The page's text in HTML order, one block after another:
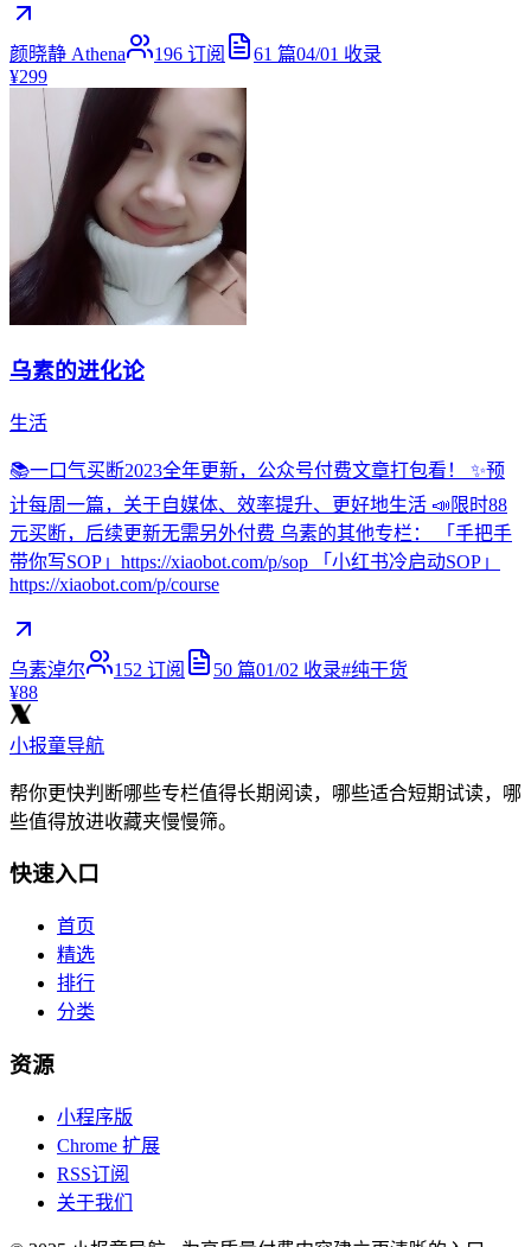
颜晓静 Athena 196 订阅 61 篇04/01 收录
¥299
乌素的进化论
生活
📚一口气买断2023全年更新，公众号付费文章打包看！ ✨预
计每周一篇，关于自媒体、效率提升、更好地生活 📣限时88
元买断，后续更新无需另外付费 乌素的其他专栏： 「手把手
带你写SOP」https://xiaobot.com/p/sop 「小红书冷启动SOP」
https://xiaobot.com/p/course
乌素淖尔 152 订阅 50 篇01/02 收录#纯干货
¥88
小报童导航
帮你更快判断哪些专栏值得长期阅读，哪些适合短期试读，哪
些值得放进收藏夹慢慢筛。
快速入口
首页
精选
排行
分类
资源
小程序版
Chrome 扩展
RSS订阅
关于我们